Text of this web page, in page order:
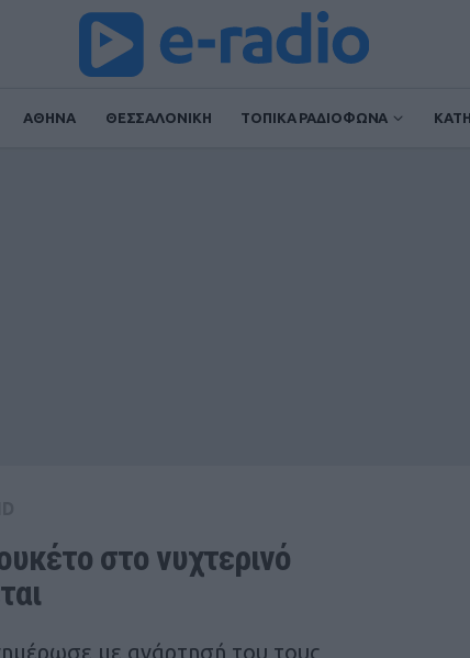
ΑΘΗΝΑ ΘΕΣΣΑΛΟΝΙΚΗ ΤΟΠΙΚΑ ΡΑΔΙΟΦΩΝΑ
στο νυχτερινό
με ανάρτησή του τους